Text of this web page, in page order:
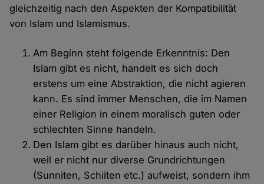
gleichzeitig nach den Aspekten der Kompatibilität
von Islam und Islamismus.
Am Beginn steht folgende Erkenntnis: Den
Islam gibt es nicht, handelt es sich doch
erstens um eine Abstraktion, die nicht agieren
kann. Es sind immer Menschen, die im Namen
einer Religion in einem moralisch guten oder
schlechten Sinne handeln.
Den Islam gibt es darüber hinaus auch nicht,
weil er nicht nur diverse Grundrichtungen
(Sunniten, Schiiten etc.) aufweist, sondern ihm